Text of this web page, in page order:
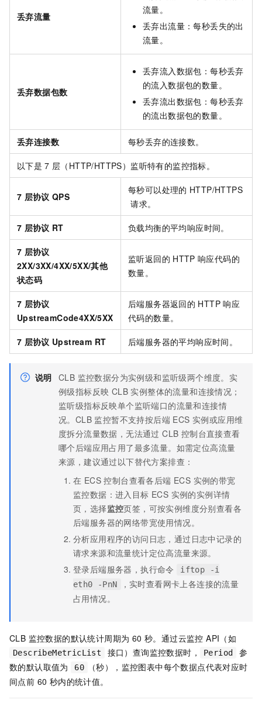
丢弃流量
流量。
丢弃出流量：每秒丢失的出
流量。
丢弃数据包数
丢弃流入数据包：每秒丢弃
的流入数据包的数量。
丢弃流出数据包：每秒丢弃
的流出数据包的数量。
丢弃连接数 每秒丢弃的连接数。
以下是 7 层（HTTP/HTTPS）监听特有的监控指标。
7 层协议 QPS
每秒可以处理的 HTTP/HTTPS
请求。
7 层协议 RT 负载均衡的平均响应时间。
7 层协议
2XX/3XX/4XX/5XX/其他
状态码
监听返回的 HTTP 响应代码的
数量。
7 层协议
UpstreamCode4XX/5XX
后端服务器返回的 HTTP 响应
代码的数量。
7 层协议 Upstream RT 后端服务器的平均响应时间。
说明 CLB 监控数据分为实例级和监听级两个维度。实
例级指标反映 CLB 实例整体的流量和连接情况；
监听级指标反映单个监听端口的流量和连接情
况。CLB 监控暂不支持按后端 ECS 实例或应用维
度拆分流量数据，无法通过 CLB 控制台直接查看
哪个后端应用占用了最多流量。如需定位高流量
来源，建议通过以下替代方案排查：
在 ECS 控制台查看各后端 ECS 实例的带宽
监控数据：进入目标 ECS 实例的实例详情
页，选择监控页签，可按实例维度分别查看各
后端服务器的网络带宽使用情况。
分析应用程序的访问日志，通过日志中记录的
请求来源和流量统计定位高流量来源。
登录后端服务器，执行命令
iftop -i
eth0 -PnN
，实时查看网卡上各连接的流量
占用情况。
CLB 监控数据的默认统计周期为 60 秒。通过云监控 API（如
DescribeMetricList 接口）查询监控数据时， Period
参
数的默认取值为
60
（秒），监控图表中每个数据点代表对应时
间点前 60 秒内的统计值。